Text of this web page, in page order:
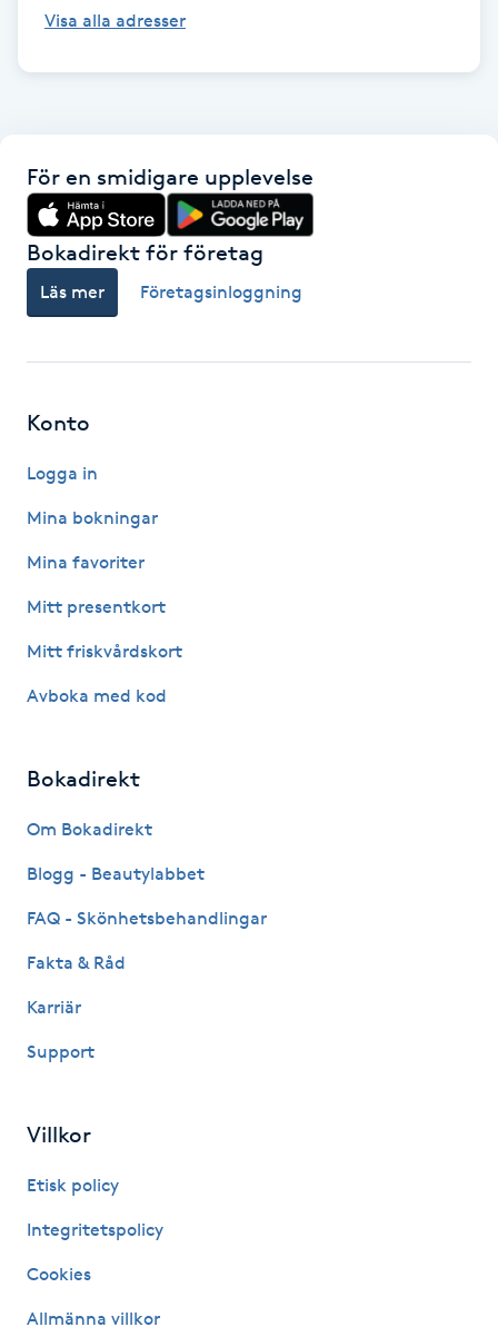
Kroppspeeling
Kärlbehandling
Laserbehandling
LPG
LPG-massage
Luggklippning
Lymfmassage
Läpptatuering
M
Makeup
Massage
Meditation
Visa alla adresser
För en smidigare upplevelse
Bokadirekt för företag
Läs mer Företagsinloggning
Konto
Logga in
Mina bokningar
Mina favoriter
Mitt presentkort
Mitt friskvårdskort
Avboka med kod
Bokadirekt
Om Bokadirekt
Blogg - Beautylabbet
FAQ - Skönhetsbehandlingar
Fakta & Råd
Karriär
Support
Villkor
Etisk policy
Integritetspolicy
Cookies
Allmänna villkor